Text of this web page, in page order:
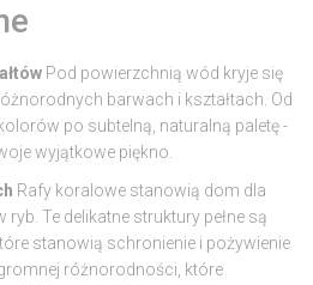
Pod powierzchnią wód kryje się
barwach i kształtach. Od
po subtelną, naturalną paletę -
wyjątkowe piękno.
Rafy koralowe stanowią dom dla
Te delikatne struktury pełne są
stanowią schronienie i pożywienie
różnorodności, które